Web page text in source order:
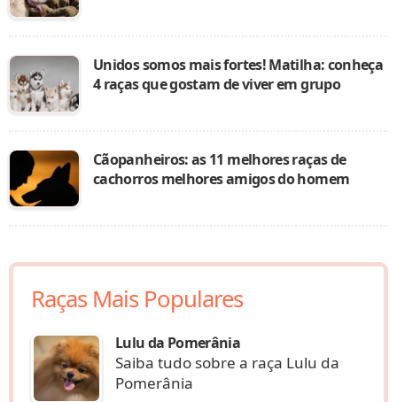
Unidos somos mais fortes! Matilha: conheça
4 raças que gostam de viver em grupo
Cãopanheiros: as 11 melhores raças de
cachorros melhores amigos do homem
Raças Mais Populares
Lulu da Pomerânia
Saiba tudo sobre a raça Lulu da
Pomerânia